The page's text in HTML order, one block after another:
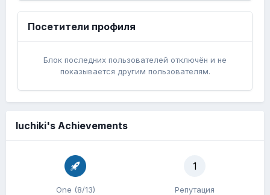
Посетители профиля
Блок последних пользователей отключён и не
показывается другим пользователям.
luchiki's Achievements
One (8/13)
1
Репутация